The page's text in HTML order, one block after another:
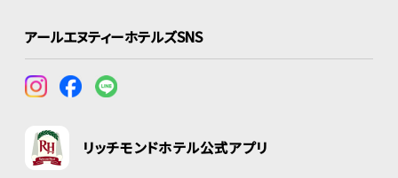
アールエヌティーホテルズSNS
リッチモンドホテル公式アプリ